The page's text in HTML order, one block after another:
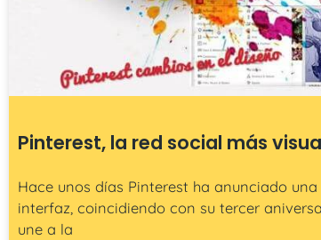
Pinterest, la red social más
Hace unos días Pinterest ha anunciado
interfaz, coincidiendo con su tercer
une a la